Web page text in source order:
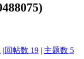
|回帖数 19 | 主题数 5